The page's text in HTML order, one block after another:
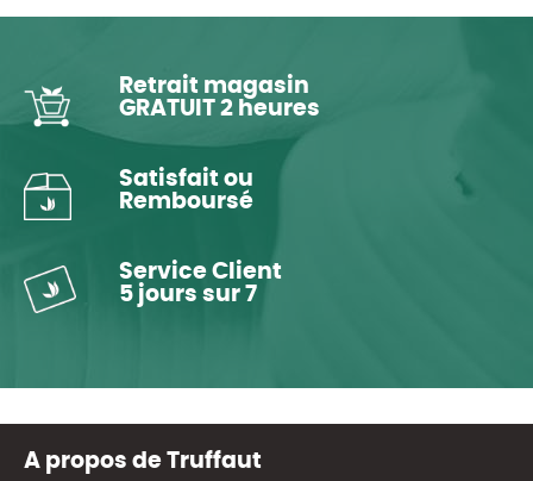
Retrait magasin
GRATUIT 2 heures
Satisfait ou
Remboursé
Service Client
5 jours sur 7
A propos de Truffaut